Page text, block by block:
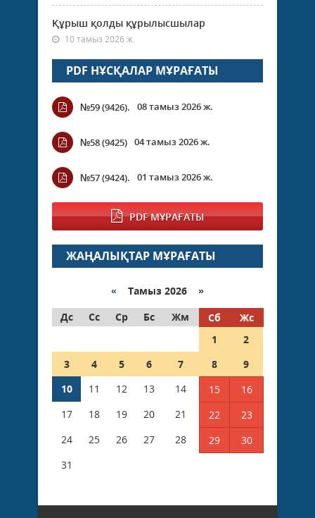
Құрыш қолды құрылысшылар
10 тамыз 2026 ж.
PDF НҰСҚАЛАР МҰРАҒАТЫ
№59 (9426). 08 тамыз 2026 ж.
№58 (9425) 04 тамыз 2026 ж.
№57 (9424). 01 тамыз 2026 ж.
PDF МҰРАҒАТЫ
ЖАҢАЛЫҚТАР МҰРАҒАТЫ
« Тамыз 2026 »
Дс
Сс Ср Бс Жм Сб
Жс
1
2
3
4 5 6 7 8
9
10
11 12 13 14 15
16
17
18 19 20 21 22
23
24
25 26 27 28 29
30
31